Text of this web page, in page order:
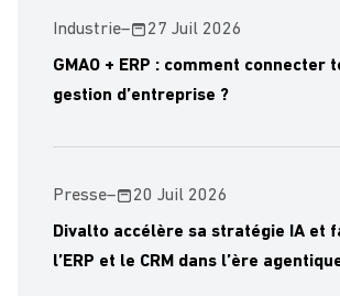
Industrie– 27 Juil 2026
GMAO + ERP : comment connecter
gestion d’entreprise ?
Presse– 20 Juil 2026
Divalto accélère sa stratégie IA et
l’ERP et le CRM dans l’ère